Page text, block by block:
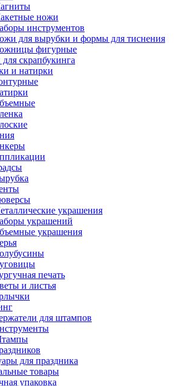
ножи
инструментов
для вырубки и формы для тиснения
фигурные
скрапбукинга
и натирки
украшения
украшений
украшения
печать
и листья
для штампов
для праздника
товары
упаковка